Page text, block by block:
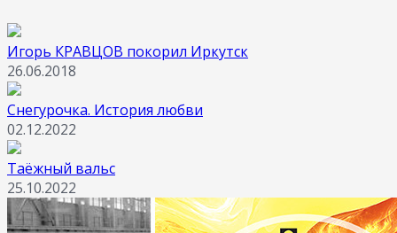
Игорь КРАВЦОВ покорил Иркутск
26.06.2018
Снегурочка. История любви
02.12.2022
Таёжный вальс
25.10.2022